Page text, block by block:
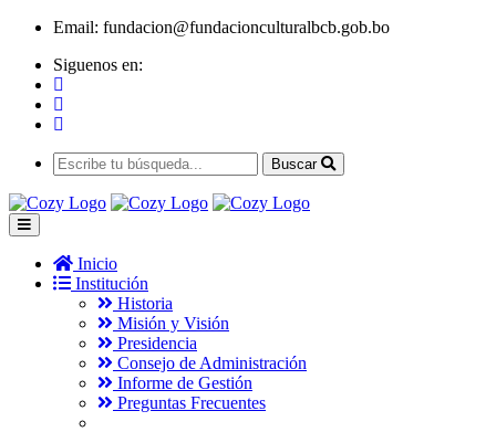
Email: fundacion@fundacionculturalbcb.gob.bo
Siguenos en:
Buscar
Inicio
Institución
Historia
Misión y Visión
Presidencia
Consejo de Administración
Informe de Gestión
Preguntas Frecuentes